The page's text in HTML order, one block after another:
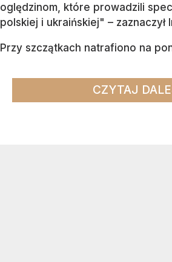
oględzinom, które prowadzili
polskiej i ukraińskiej" – zaznaczył
Przy szczątkach natrafiono na
CZYTAJ